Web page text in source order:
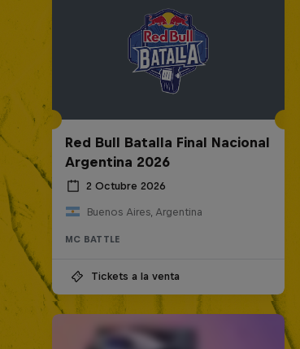
Red Bull Batalla Final Nacional
Argentina 2026
2 Octubre 2026
Buenos Aires, Argentina
MC BATTLE
Tickets a la venta